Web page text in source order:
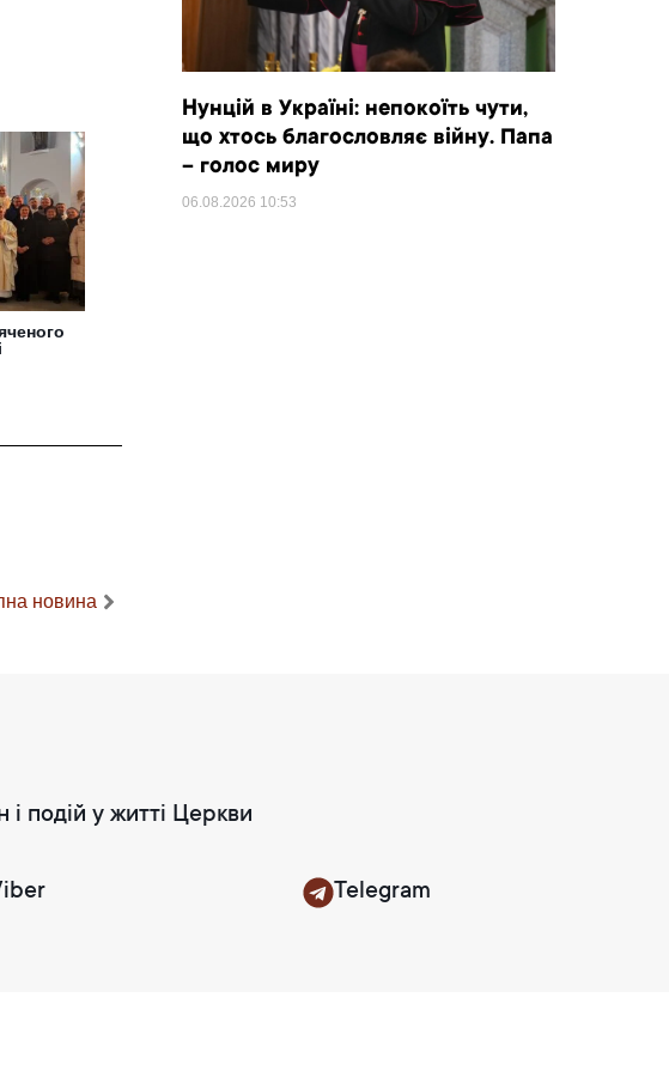
новина
Нунцій в Україні: непокоїть чути,
що хтось благословляє війну. Папа
– голос миру
06.08.2026 10:53
подій у житті Церкви
Telegram